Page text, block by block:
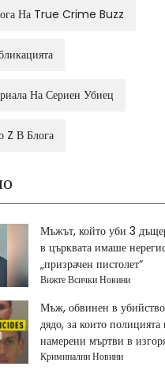
На True Crime Buzz
На Сериен Убиец
Z В Блога
Мъжът, който уби 3
в църквата имаше
„призрачен пистолет“
Вижте Всички Новини
Мъж, обвинен в
дядо, за които полицията
намерени мъртви в
Криминални Новини